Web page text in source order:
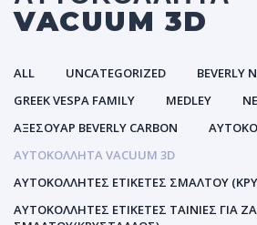
VACUUM 3D
ALL UNCATEGORIZED
BEVERLY
GREEK VESPA FAMILY
MEDLEY
ΑΞΕΣΟΥΑΡ BEVERLY CARBON
ΑΥΤΟΚΌΛΛΗΤΑ VACUUM 3D
ΑΥΤΟΚΌΛΛΗΤΕΣ ΕΤΙΚΈΤΕΣ ΣΜΆΛΤΟΥ
ΑΥΤΟΚΌΛΛΗΤΕΣ ΕΤΙΚΈΤΕΣ ΤΑΙΝΊΕΣ ΓΙΑ